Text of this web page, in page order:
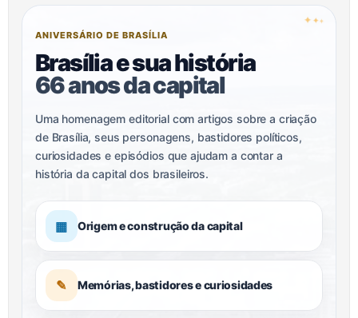
✦ ✦✦
ANIVERSÁRIO DE BRASÍLIA
Brasília e sua história
66 anos da capital
Uma homenagem editorial com artigos sobre a criação
de Brasília, seus personagens, bastidores políticos,
curiosidades e episódios que ajudam a contar a
história da capital dos brasileiros.
▦ Origem e construção da capital
✎ Memórias, bastidores e curiosidades